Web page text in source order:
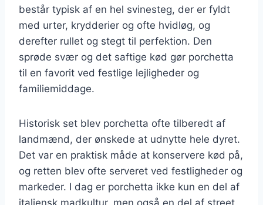
består typisk af en hel svinesteg, der er fyldt
med urter, krydderier og ofte hvidløg, og
derefter rullet og stegt til perfektion. Den
sprøde svær og det saftige kød gør porchetta
til en favorit ved festlige lejligheder og
familiemiddage.
Historisk set blev porchetta ofte tilberedt af
landmænd, der ønskede at udnytte hele dyret.
Det var en praktisk måde at konservere kød på,
og retten blev ofte serveret ved festligheder og
markeder. I dag er porchetta ikke kun en del af
italiensk madkultur, men også en del af street